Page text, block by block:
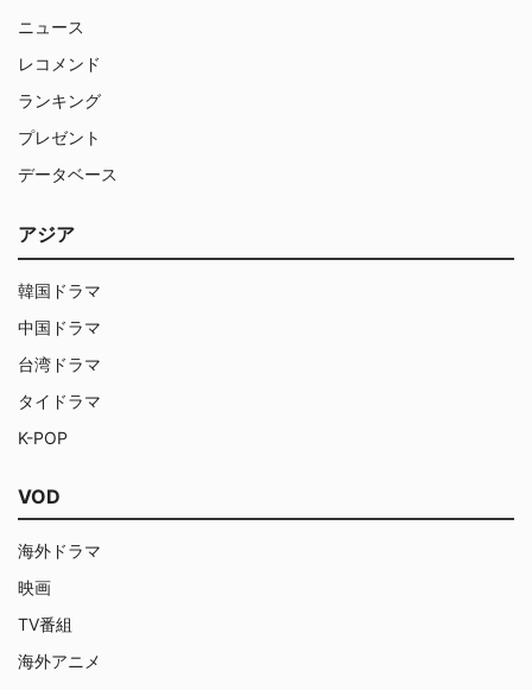
ニュース
レコメンド
ランキング
プレゼント
データベース
アジア
韓国ドラマ
中国ドラマ
台湾ドラマ
タイドラマ
K-POP
VOD
海外ドラマ
映画
TV番組
海外アニメ